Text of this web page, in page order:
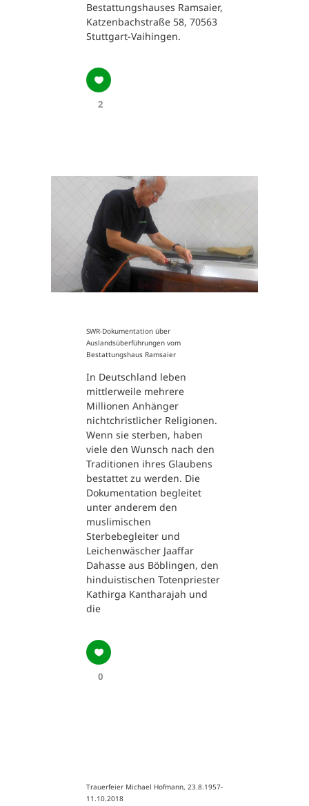
Bestattungshauses Ramsaier,
Katzenbachstraße 58, 70563
Stuttgart-Vaihingen.
2
SWR-Dokumentation über
Auslandsüberführungen vom
Bestattungshaus Ramsaier
In Deutschland leben
mittlerweile mehrere
Millionen Anhänger
nichtchristlicher Religionen.
Wenn sie sterben, haben
viele den Wunsch nach den
Traditionen ihres Glaubens
bestattet zu werden. Die
Dokumentation begleitet
unter anderem den
muslimischen
Sterbebegleiter und
Leichenwäscher Jaaffar
Dahasse aus Böblingen, den
hinduistischen Totenpriester
Kathirga Kantharajah und
die
0
Trauerfeier Michael Hofmann, 23.8.1957-
11.10.2018